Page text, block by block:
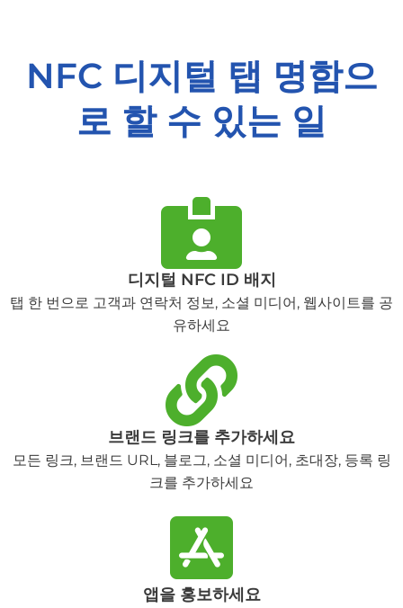
NFC 디지털 탭 명함으
로 할 수 있는 일
디지털 NFC ID 배지
탭 한 번으로 고객과 연락처 정보, 소셜 미디어, 웹사이트를 공
유하세요
브랜드 링크를 추가하세요
모든 링크, 브랜드 URL, 블로그, 소셜 미디어, 초대장, 등록 링
크를 추가하세요
앱을 홍보하세요